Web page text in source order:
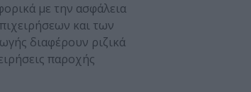
με την ασφάλεια
και των
διαφέρουν ριζικά
παροχής